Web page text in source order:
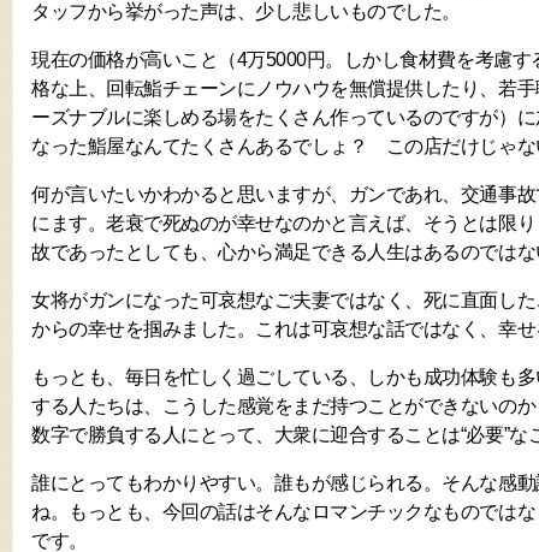
タッフから挙がった声は、少し悲しいものでした。
現在の価格が高いこと（4万5000円。しかし食材費を考慮
格な上、回転鮨チェーンにノウハウを無償提供したり、若
ーズナブルに楽しめる場をたくさん作っているのですが）
なった鮨屋なんてたくさんあるでしょ？ この店だけじゃ
何が言いたいかわかると思いますが、ガンであれ、交通事
にます。老衰で死ぬのが幸せなのかと言えば、そうとは限
故であったとしても、心から満足できる人生はあるのでは
女将がガンになった可哀想なご夫妻ではなく、死に直面し
からの幸せを掴みました。これは可哀想な話ではなく、幸
もっとも、毎日を忙しく過ごしている、しかも成功体験も
する人たちは、こうした感覚をまだ持つことができないの
数字で勝負する人にとって、大衆に迎合することは“必要”
誰にとってもわかりやすい。誰もが感じられる。そんな感
ね。もっとも、今回の話はそんなロマンチックなものでは
です。